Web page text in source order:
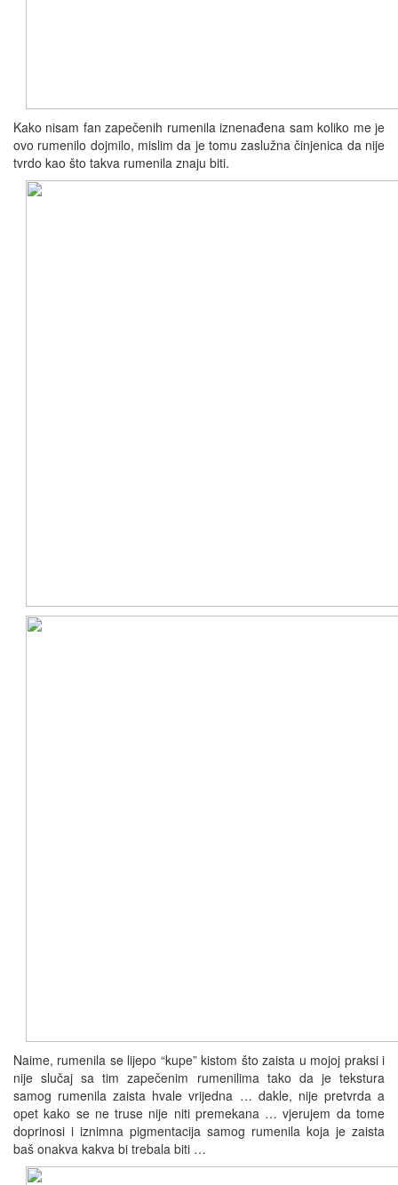
Kako nisam fan zapečenih rumenila iznenađena sam koliko me je
ovo rumenilo dojmilo, mislim da je tomu zaslužna činjenica da nije
tvrdo kao što takva rumenila znaju biti.
Naime, rumenila se lijepo “kupe” kistom što zaista u mojoj praksi i
nije slučaj sa tim zapečenim rumenilima tako da je tekstura
samog rumenila zaista hvale vrijedna … dakle, nije pretvrda a
opet kako se ne truse nije niti premekana … vjerujem da tome
doprinosi i iznimna pigmentacija samog rumenila koja je zaista
baš onakva kakva bi trebala biti …